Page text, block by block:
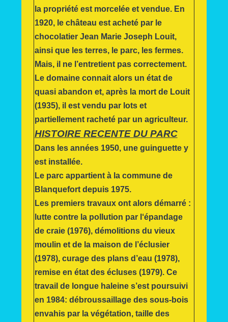
la propriété est morcelée et vendue. En
1920, le château est acheté par le
chocolatier Jean Marie Joseph Louit,
ainsi que les terres, le parc, les fermes.
Mais, il ne l’entretient pas correctement.
Le domaine connait alors un état de
quasi abandon et, après la mort de Louit
(1935), il est vendu par lots et
partiellement racheté par un agriculteur.
HISTOIRE RECENTE DU PARC
Dans les années 1950, une guinguette y
est installée.
Le parc appartient à la commune de
Blanquefort depuis 1975.
Les premiers travaux ont alors démarré :
lutte contre la pollution par l‘épandage
de craie (1976), démolitions du vieux
moulin et de la maison de l’éclusier
(1978), curage des plans d’eau (1978),
remise en état des écluses (1979). Ce
travail de longue haleine s’est poursuivi
en 1984: débroussaillage des sous-bois
envahis par la végétation, taille des